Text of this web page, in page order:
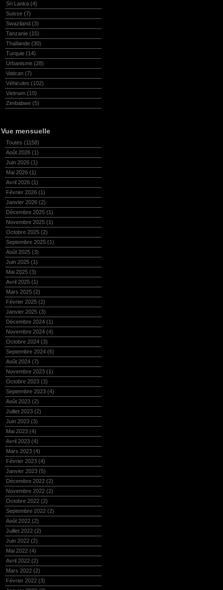
Sri Lanka (4)
Suisse (7)
Swaziland (3)
Tanzanie (15)
Thaïlande (30)
Turquie (14)
Urbanisme (28)
Vatican (7)
Véhicules (102)
Vietnam (10)
Zimbabwe (5)
Vue mensuelle
Toutes (1158)
Août 2026 (1)
Juin 2026 (1)
Mai 2026 (1)
Avril 2026 (1)
Février 2026 (1)
Janvier 2026 (2)
Décembre 2025 (1)
Novembre 2025 (1)
Octobre 2025 (2)
Septembre 2025 (1)
Août 2025 (3)
Juin 2025 (1)
Mai 2025 (3)
Avril 2025 (1)
Mars 2025 (2)
Février 2025 (2)
Janvier 2025 (3)
Décembre 2024 (1)
Novembre 2024 (4)
Octobre 2024 (3)
Septembre 2024 (6)
Août 2024 (7)
Novembre 2023 (1)
Octobre 2023 (3)
Septembre 2023 (4)
Août 2023 (2)
Juillet 2023 (2)
Juin 2023 (3)
Mai 2023 (4)
Avril 2023 (4)
Mars 2023 (4)
Février 2023 (4)
Janvier 2023 (5)
Décembre 2022 (2)
Novembre 2022 (2)
Octobre 2022 (2)
Septembre 2022 (2)
Août 2022 (2)
Juillet 2022 (2)
Juin 2022 (2)
Mai 2022 (4)
Avril 2022 (2)
Mars 2022 (2)
Février 2022 (3)